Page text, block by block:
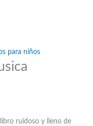
para niños
ruidoso y lleno de